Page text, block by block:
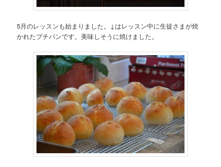
5月のレッスンも始まりました。↓はレッスン中に生徒さまが焼
かれたプチパンです。美味しそうに焼けました。